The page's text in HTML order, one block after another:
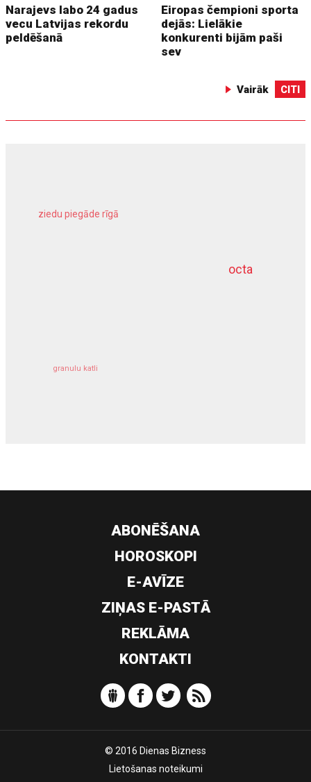
Narajevs labo 24 gadus
vecu Latvijas rekordu
peldēšanā
Eiropas čempioni sporta
dejās: Lielākie
konkurenti bijām paši
sev
Vairāk CITI
octa
ziedu piegāde rīgā
granulu katli
dziļurbums
ABONĒŠANA
HOROSKOPI
E-AVĪZE
ZIŅAS E-PASTĀ
REKLĀMA
KONTAKTI
© 2016 Dienas Bizness
Lietošanas noteikumi